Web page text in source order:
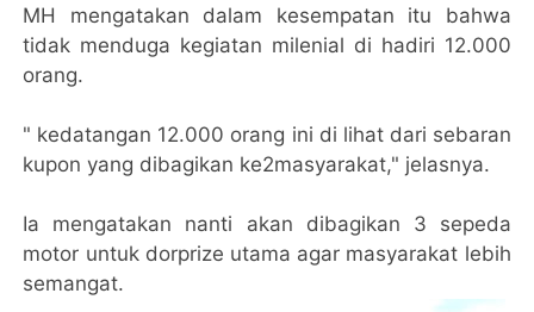
MH mengatakan dalam kesempatan itu bahwa
tidak menduga kegiatan milenial di hadiri 12.000
orang.
" kedatangan 12.000 orang ini di lihat dari sebaran
kupon yang dibagikan ke2masyarakat," jelasnya.
Ia mengatakan nanti akan dibagikan 3 sepeda
motor untuk dorprize utama agar masyarakat lebih
semangat.